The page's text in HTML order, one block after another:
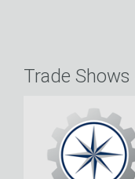
Trade Shows